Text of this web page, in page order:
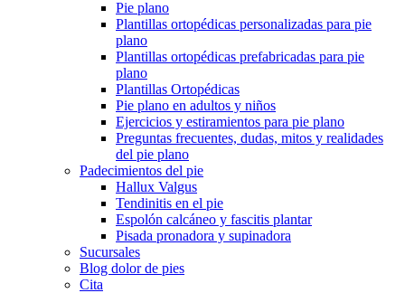
Pie plano
Plantillas ortopédicas personalizadas para pie
plano
Plantillas ortopédicas prefabricadas para pie
plano
Plantillas Ortopédicas
Pie plano en adultos y niños
Ejercicios y estiramientos para pie plano
Preguntas frecuentes, dudas, mitos y realidades
del pie plano
Padecimientos del pie
Hallux Valgus
Tendinitis en el pie
Espolón calcáneo y fascitis plantar
Pisada pronadora y supinadora
Sucursales
Blog dolor de pies
Cita